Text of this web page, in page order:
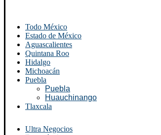
Todo México
Estado de México
Aguascalientes
Quintana Roo
Hidalgo
Michoacán
Puebla
Puebla
Huauchinango
Tlaxcala
Ultra Negocios